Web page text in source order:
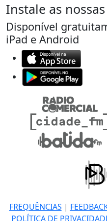
Instale as
Disponível
iPad e Android
FREQUÊNCIAS |
POLÍTICA DE